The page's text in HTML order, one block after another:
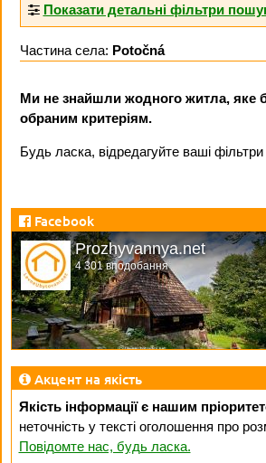
Показати детальні фільтри
Частина села: Potočná
Ми не знайшли жодного житла, яке
обраним критеріям.
Будь ласка, відредагуйте ваші
Facebook
Prozhyvannya.net
4 301 вподобання
Акцент на якість
Якість інформації є нашим
неточність у тексті оголошення про
Повідомте нас, будь ласка.